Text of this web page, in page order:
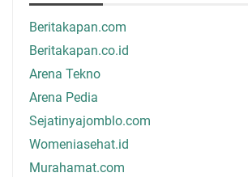
Beritakapan.com
Beritakapan.co.id
Arena Tekno
Arena Pedia
Sejatinyajomblo.com
Womeniasehat.id
Murahamat.com